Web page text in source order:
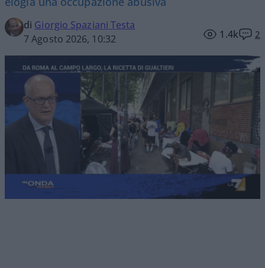
di Giorgio Spaziani Testa
7 Agosto 2026, 10:32
1.4k 2